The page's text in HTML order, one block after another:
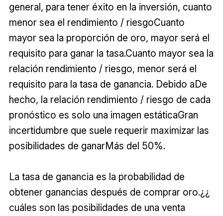
general, para tener éxito en la inversión, cuanto
menor sea el rendimiento / riesgoCuanto
mayor sea la proporción de oro, mayor será el
requisito para ganar la tasa.Cuanto mayor sea la
relación rendimiento / riesgo, menor será el
requisito para la tasa de ganancia. Debido aDe
hecho, la relación rendimiento / riesgo de cada
pronóstico es solo una imagen estáticaGran
incertidumbre que suele requerir maximizar las
posibilidades de ganarMás del 50%.
La tasa de ganancia es la probabilidad de
obtener ganancias después de comprar oro.¿¿
cuáles son las posibilidades de una venta